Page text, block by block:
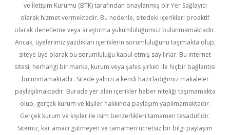
ve İletişim Kurumu (BTK) tarafından onaylanmış bir Yer Sağlayıcı
olarak hizmet vermektedir. Bu nedenle, sitedeki içerikleri proaktif
olarak denetleme veya araştırma yükümlülüğümüz bulunmamaktadır.
Ancak, üyelerimiz yazdıkları içeriklerin sorumluluğunu taşımakta olup,
siteye üye olarak bu sorumluluğu kabul etmiş sayılırlar. Bu internet
sitesi, herhangi bir marka, kurum veya şahıs şirketi ile hiçbir bağlantısı
bulunmamaktadır. Sitede yalnızca kendi hazırladığımız makaleler
paylaşılmaktadır. Burada yer alan içerikler haber niteliği taşımamakta
olup, gerçek kurum ve kişiler hakkında paylaşım yapılmamaktadır.
Gerçek kurum ve kişiler ile isim benzerlikleri tamamen tesadüfidir.
Sitemiz, kar amacı gütmeyen ve tamamen ücretsiz bir bilgi paylaşım